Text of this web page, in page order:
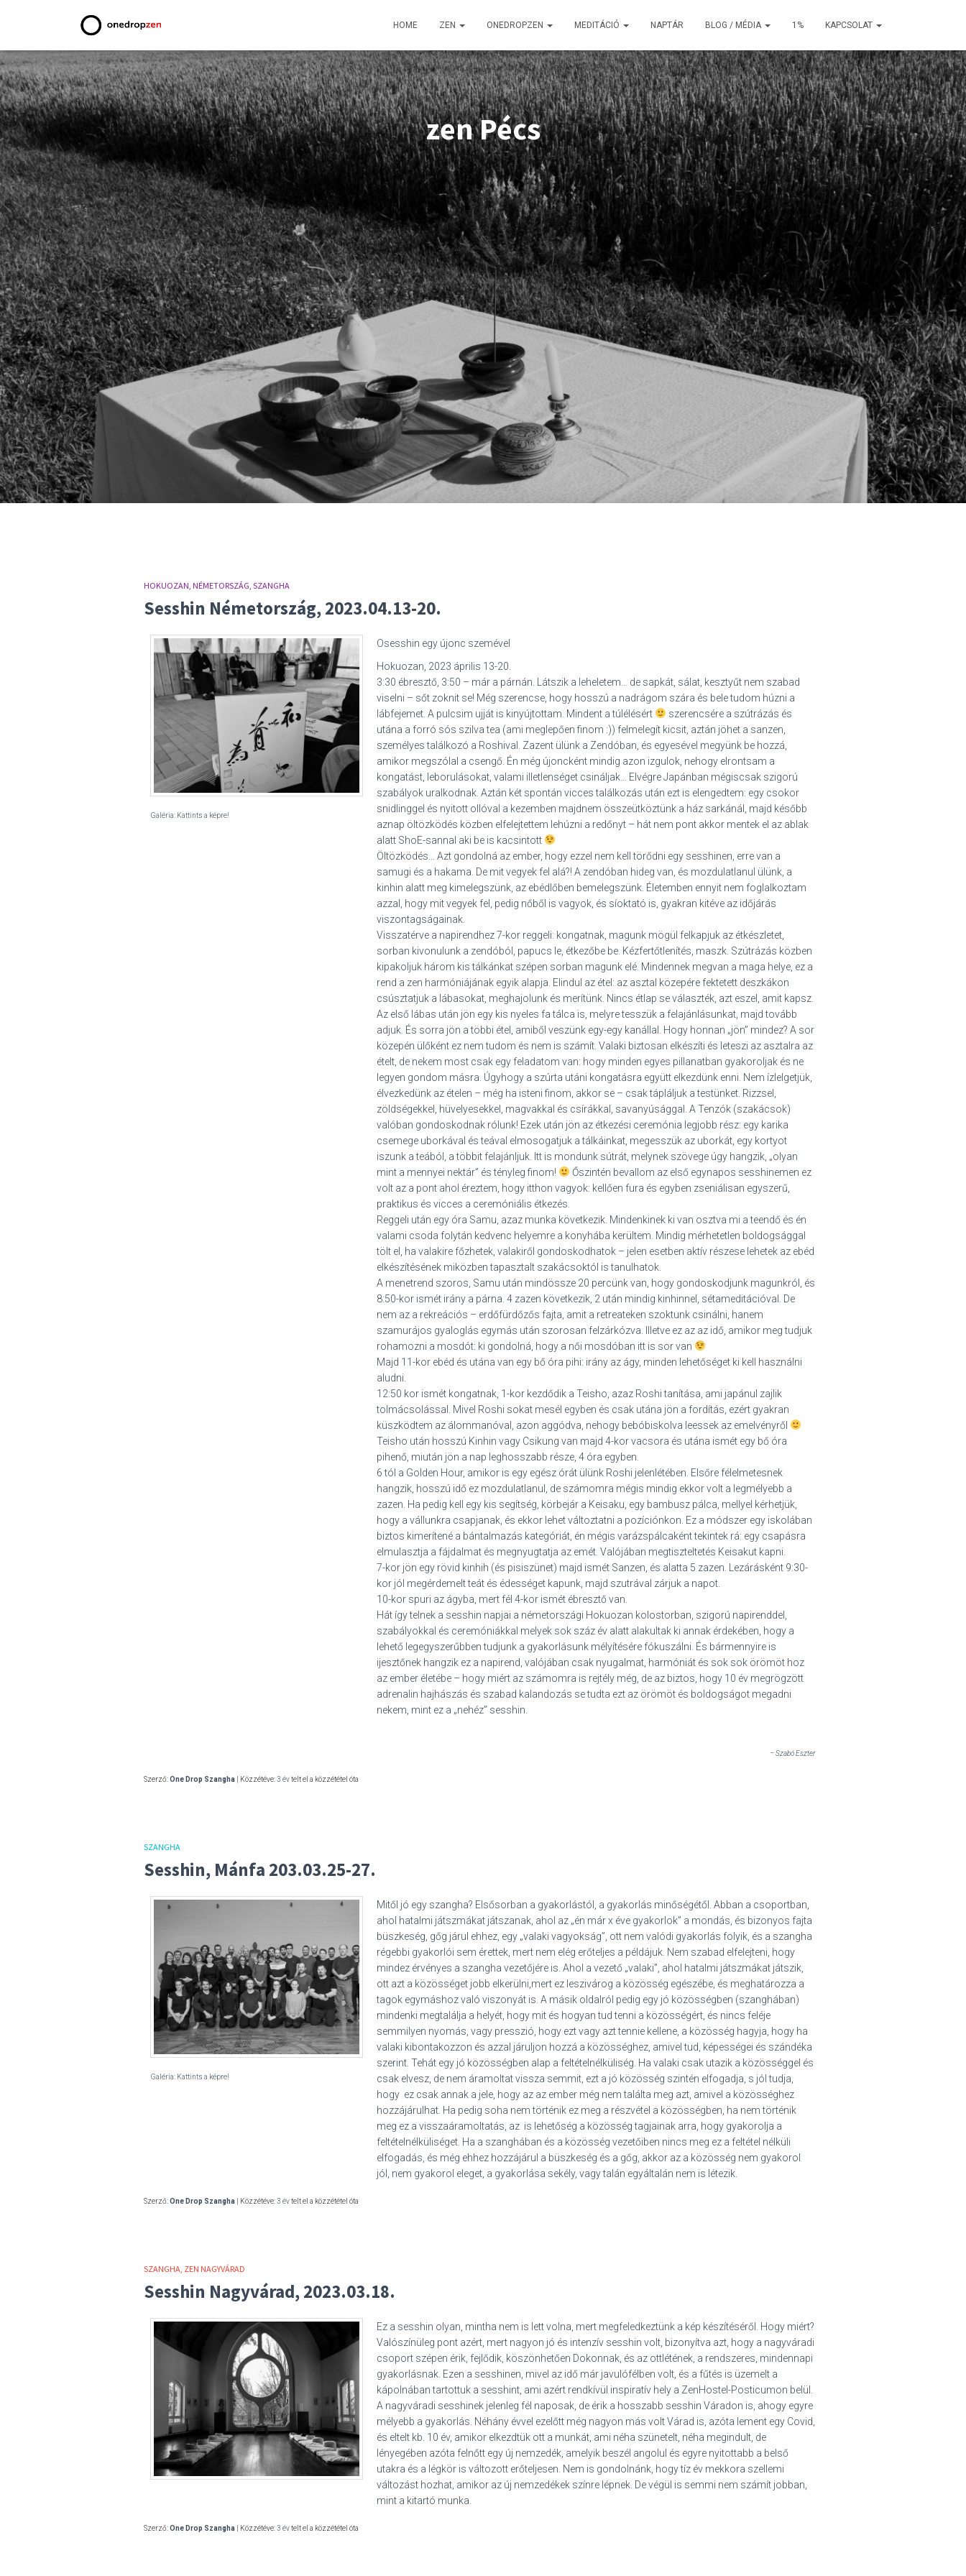
HOME ZEN ONEDROPZEN MEDITÁCIÓ NAPTÁR BLOG / MÉDIA 1% KAPCSOLAT
zen Pécs
HOKUOZAN, NÉMETORSZÁG SZANGHA
Sesshin Németország, 2023.04.13-20.
Galéria: Kattints a képre!
Osesshin egy újonc szemével
Hokuozan, 2023 április 13-20.
3:30 ébresztő, 3:50 – már a párnán. Látszik a leheletem… de sapkát, sálat, kesztyűt nem szabad
viselni – sőt zoknit se! Még szerencse, hogy hosszú a nadrágom szára és bele tudom húzni a
lábfejemet. A pulcsim ujját is kinyújtottam. Mindent a túlélésért
szerencsére a szútrázás és
utána a forró sós szilva tea (ami meglepően finom :)) felmelegít kicsit, aztán jöhet a sanzen,
személyes találkozó a Roshival. Zazent ülünk a Zendóban, és egyesével megyünk be hozzá,
amikor megszólal a csengő. Én még újoncként mindig azon izgulok, nehogy elrontsam a
kongatást, leborulásokat, valami illetlenséget csináljak… Elvégre Japánban mégiscsak szigorú
szabályok uralkodnak. Aztán két spontán vicces találkozás után ezt is elengedtem: egy csokor
snidlinggel és nyitott ollóval a kezemben majdnem összeütköztünk a ház sarkánál, majd később
aznap öltözködés közben elfelejtettem lehúzni a redőnyt – hát nem pont akkor mentek el az ablak
alatt ShoE-sannal aki be is kacsintott
Öltözködés… Azt gondolná az ember, hogy ezzel nem kell törődni egy sesshinen, erre van a
samugi és a hakama. De mit vegyek fel alá?! A zendóban hideg van, és mozdulatlanul ülünk, a
kinhin alatt meg kimelegszünk, az ebédlőben bemelegszünk. Életemben ennyit nem foglalkoztam
azzal, hogy mit vegyek fel, pedig nőből is vagyok, és síoktató is, gyakran kitéve az időjárás
viszontagságainak.
Visszatérve a napirendhez 7-kor reggeli: kongatnak, magunk mögül felkapjuk az étkészletet,
sorban kivonulunk a zendóból, papucs le, étkezőbe be. Kézfertőtlenítés, maszk. Szútrázás közben
kipakoljuk három kis tálkánkat szépen sorban magunk elé. Mindennek megvan a maga helye, ez a
rend a zen harmóniájának egyik alapja. Elindul az étel: az asztal közepére fektetett deszkákon
csúsztatjuk a lábasokat, meghajolunk és merítünk. Nincs étlap se választék, azt eszel, amit kapsz.
Az első lábas után jön egy kis nyeles fa tálca is, melyre tesszük a felajánlásunkat, majd tovább
adjuk. És sorra jön a többi étel, amiből veszünk egy-egy kanállal. Hogy honnan „jön” mindez? A sor
közepén ülőként ez nem tudom és nem is számít. Valaki biztosan elkészíti és leteszi az asztalra az
ételt, de nekem most csak egy feladatom van: hogy minden egyes pillanatban gyakoroljak és ne
legyen gondom másra. Úgyhogy a szúrta utáni kongatásra együtt elkezdünk enni. Nem ízlelgetjük,
élvezkedünk az ételen – még ha isteni finom, akkor se – csak tápláljuk a testünket. Rizzsel,
zöldségekkel, hüvelyesekkel, magvakkal és csírákkal, savanyúsággal. A Tenzók (szakácsok)
valóban gondoskodnak rólunk! Ezek után jön az étkezési ceremónia legjobb rész: egy karika
csemege uborkával és teával elmosogatjuk a tálkáinkat, megesszük az uborkát, egy kortyot
iszunk a teából, a többit felajánljuk. Itt is mondunk sútrát, melynek szövege úgy hangzik, „olyan
mint a mennyei nektár” és tényleg finom!
Őszintén bevallom az első egynapos sesshinemen ez
volt az a pont ahol éreztem, hogy itthon vagyok: kellően fura és egyben zseniálisan egyszerű,
praktikus és vicces a ceremóniális étkezés.
Reggeli után egy óra Samu, azaz munka következik. Mindenkinek ki van osztva mi a teendő és én
valami csoda folytán kedvenc helyemre a konyhába kerültem. Mindig mérhetetlen boldogsággal
tölt el, ha valakire főzhetek, valakiről gondoskodhatok – jelen esetben aktív részese lehetek az ebéd
elkészítésének miközben tapasztalt szakácsoktól is tanulhatok.
A menetrend szoros, Samu után mindössze 20 percünk van, hogy gondoskodjunk magunkról, és
8:50-kor ismét irány a párna. 4 zazen következik, 2 után mindig kinhinnel, sétameditációval. De
nem az a rekreációs – erdőfürdőzős fajta, amit a retreateken szoktunk csinálni, hanem
szamurájos gyaloglás egymás után szorosan felzárkózva. Illetve ez az az idő, amikor meg tudjuk
rohamozni a mosdót: ki gondolná, hogy a női mosdóban itt is sor van
Majd 11-kor ebéd és utána van egy bő óra pihi: irány az ágy, minden lehetőséget ki kell használni
aludni.
12:50 kor ismét kongatnak, 1-kor kezdődik a Teisho, azaz Roshi tanítása, ami japánul zajlik
tolmácsolással. Mivel Roshi sokat mesél egyben és csak utána jön a fordítás, ezért gyakran
küszködtem az álommanóval, azon aggódva, nehogy bebóbiskolva leessek az emelvényről
Teisho után hosszú Kinhin vagy Csikung van majd 4-kor vacsora és utána ismét egy bő óra
pihenő, miután jön a nap leghosszabb része, 4 óra egyben.
6 tól a Golden Hour, amikor is egy egész órát ülünk Roshi jelenlétében. Elsőre félelmetesnek
hangzik, hosszú idő ez mozdulatlanul, de számomra mégis mindig ekkor volt a legmélyebb a
zazen. Ha pedig kell egy kis segítség, körbejár a Keisaku, egy bambusz pálca, mellyel kérhetjük,
hogy a vállunkra csapjanak, és ekkor lehet változtatni a pozíciónkon. Ez a módszer egy iskolában
biztos kimerítené a bántalmazás kategóriát, én mégis varázspálcaként tekintek rá: egy csapásra
elmulasztja a fájdalmat és megnyugtatja az emét. Valójában megtiszteltetés Keisakut kapni.
7-kor jön egy rövid kinhih (és pisiszünet) majd ismét Sanzen, és alatta 5 zazen. Lezárásként 9:30-
kor jól megérdemelt teát és édességet kapunk, majd szutrával zárjuk a napot.
10-kor spuri az ágyba, mert fél 4-kor ismét ébresztő van.
Hát így telnek a sesshin napjai a németországi Hokuozan kolostorban, szigorú napirenddel,
szabályokkal és ceremóniákkal melyek sok száz év alatt alakultak ki annak érdekében, hogy a
lehető legegyszerűbben tudjunk a gyakorlásunk mélyítésére fókuszálni. És bármennyire is
ijesztőnek hangzik ez a napirend, valójában csak nyugalmat, harmóniát és sok sok örömöt hoz
az ember életébe – hogy miért az számomra is rejtély még, de az biztos, hogy 10 év megrögzött
adrenalin hajhászás és szabad kalandozás se tudta ezt az örömöt és boldogságot megadni
nekem, mint ez a „nehéz” sesshin.
– Szabó Eszter
Szerző:One Drop Szangha | Közzétéve:3 évtelt el a közzététel óta
SZANGHA
Sesshin, Mánfa 203.03.25-27.
Galéria: Kattints a képre!
Mitől jó egy szangha? Elsősorban a gyakorlástól, a gyakorlás minőségétől. Abban a csoportban,
ahol hatalmi játszmákat játszanak, ahol az „én már x éve gyakorlok” a mondás, és bizonyos fajta
büszkeség, gőg járul ehhez, egy „valaki vagyokság”, ott nem valódi gyakorlás folyik, és a szangha
régebbi gyakorlói sem érettek, mert nem elég erőteljes a példájuk. Nem szabad elfelejteni, hogy
mindez érvényes a szangha vezetőjére is. Ahol a vezető „valaki”, ahol hatalmi játszmákat játszik,
ott azt a közösséget jobb elkerülni,mert ez leszivárog a közösség egészébe, és meghatározza a
tagok egymáshoz való viszonyát is. A másik oldalról pedig egy jó közösségben (szanghában)
mindenki megtalálja a helyét, hogy mit és hogyan tud tenni a közösségért, és nincs feléje
semmilyen nyomás, vagy presszió, hogy ezt vagy azt tennie kellene, a közösség hagyja, hogy ha
valaki kibontakozzon és azzal járuljon hozzá a közösséghez, amivel tud, képességei és szándéka
szerint. Tehát egy jó közösségben alap a feltételnélküliség. Ha valaki csak utazik a közösséggel és
csak elvesz, de nem áramoltat vissza semmit, ezt a jó közösség szintén elfogadja, s jól tudja,
hogy ez csak annak a jele, hogy az az ember még nem találta meg azt, amivel a közösséghez
hozzájárulhat. Ha pedig soha nem történik ez meg a részvétel a közösségben, ha nem történik
meg ez a visszaáramoltatás, az is lehetőség a közösség tagjainak arra, hogy gyakorolja a
feltételnélküliséget. Ha a szanghában és a közösség vezetőiben nincs meg ez a feltétel nélküli
elfogadás, és még ehhez hozzájárul a büszkeség és a gőg, akkor az a közösség nem gyakorol
jól, nem gyakorol eleget, a gyakorlása sekély, vagy talán egyáltalán nem is létezik.
Szerző:One Drop Szangha | Közzétéve:3 évtelt el a közzététel óta
SZANGHA ZEN NAGYVÁRAD
Sesshin Nagyvárad, 2023.03.18.
Ez a sesshin olyan, mintha nem is lett volna, mert megfeledkeztünk a kép készítéséről. Hogy miért?
Valószínüleg pont azért, mert nagyon jó és intenzív sesshin volt, bizonyítva azt, hogy a nagyváradi
csoport szépen érik, fejlődik, köszönhetően Dokonnak, és az ottlétének, a rendszeres, mindennapi
gyakorlásnak. Ezen a sesshinen, mivel az idő már javulófélben volt, és a fűtés is üzemelt a
kápolnában tartottuk a sesshint, ami azért rendkívül inspiratív hely a ZenHostel-Posticumon belül.
A nagyváradi sesshinek jelenleg fél naposak, de érik a hosszabb sesshin Váradon is, ahogy egyre
mélyebb a gyakorlás. Néhány évvel ezelőtt még nagyon más volt Várad is, azóta lement egy Covid,
és eltelt kb. 10 év, amikor elkezdtük ott a munkát, ami néha szünetelt, néha megindult, de
lényegében azóta felnőtt egy új nemzedék, amelyik beszél angolul és egyre nyitottabb a belső
utakra és a légkör is változott erőteljesen. Nem is gondolnánk, hogy tíz év mekkora szellemi
változást hozhat, amikor az új nemzedékek színre lépnek. De végül is semmi nem számít jobban,
mint a kitartó munka.
Szerző:One Drop Szangha | Közzétéve:3 évtelt el a közzététel óta